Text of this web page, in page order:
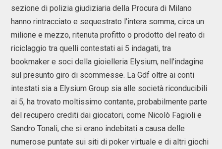
sezione di polizia giudiziaria della Procura di Milano
hanno rintracciato e sequestrato l'intera somma, circa un
milione e mezzo, ritenuta profitto o prodotto del reato di
riciclaggio tra quelli contestati ai 5 indagati, tra
bookmaker e soci della gioielleria Elysium, nell'indagine
sul presunto giro di scommesse. La Gdf oltre ai conti
intestati sia a Elysium Group sia alle società riconducibili
ai 5, ha trovato moltissimo contante, probabilmente parte
del recupero crediti dai giocatori, come Nicolò Fagioli e
Sandro Tonali, che si erano indebitati a causa delle
numerose puntate sui siti di poker virtuale e di altri giochi